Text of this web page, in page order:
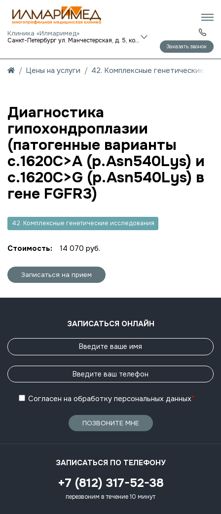
Клиника «Илмаримед»
Санкт-Петербург ул. Манчестерская, д. 5, корп. 1
Заказать звонок
Цены на услуги 42. Комплексные генетические
Диагностика
гипохондроплазии
(патогенные варианты
c.1620C>A (p.Asn540Lys) и
c.1620C>G (p.Asn540Lys) в
гене FGFR3)
42. Комплексные генетические исследования
Стоимость: 14 070 руб.
Записаться на прием
ЗАПИСАТЬСЯ ОНЛАЙН
Согласен на обработку персональных данных*
ПОЗВОНИТЕ МНЕ
ЗАПИСАТЬСЯ ПО ТЕЛЕФОНУ
+7 (812) 317-52-38
перезвоним в течение 10 минут